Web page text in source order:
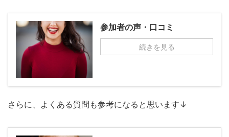
参加者の声・口コミ
続きを見る
さらに、よくある質問も参考になると思います↓